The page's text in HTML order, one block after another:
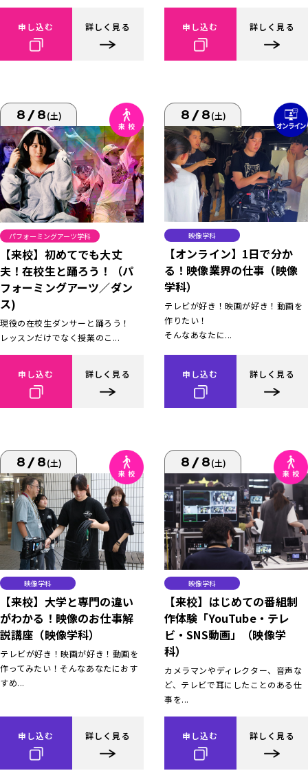
申し込む 詳しく見る 申し込む 詳しく見る
8/8(土)
パフォーミングアーツ学科
【来校】初めてでも大丈
夫！在校生と踊ろう！（パ
フォーミングアーツ／ダン
ス)
現役の在校生ダンサーと踊ろう！
レッスンだけでなく授業のこ...
申し込む 詳しく見る
8/8(土)
映像学科
【オンライン】1日で分か
る！映像業界の仕事（映像
学科）
テレビが好き！映画が好き！動画を
作りたい！
そんなあなたに...
申し込む 詳しく見る
8/8(土)
映像学科
【来校】大学と専門の違い
がわかる！映像のお仕事解
説講座（映像学科）
テレビが好き！映画が好き！動画を
作ってみたい！そんなあなたにおす
すめ...
申し込む 詳しく見る
8/8(土)
映像学科
【来校】はじめての番組制
作体験「YouTube・テレ
ビ・SNS動画」（映像学
科）
カメラマンやディレクター、音声な
ど、テレビで耳にしたことのある仕
事を...
申し込む 詳しく見る